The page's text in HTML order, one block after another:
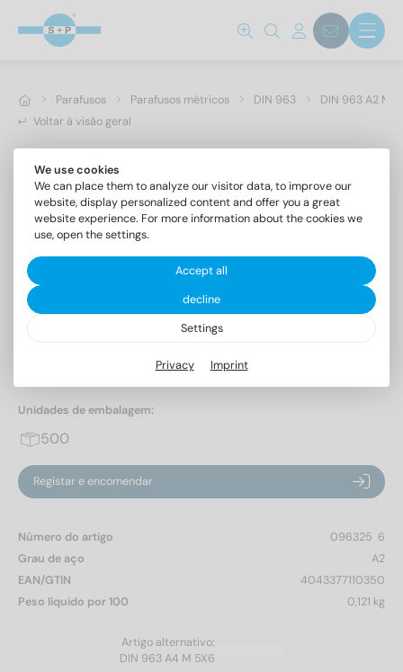
Parafusos Parafusos métricos DIN 963
DIN 963 A2 M
Voltar à visão geral
Parafusos de cabeça escareada com fenda
Unidades de embalagem:
500
Registar e encomendar
Número do artigo
096325  6
Grau de aço
A2
EAN/GTIN
4043377110350
Peso líquido por 100
0,121 kg
Artigo alternativo:
DIN 963 A4 M 5X6
We use cookies
We can place them to analyze our visitor data, to improve our
website, display personalized content and offer you a great
website experience. For more information about the cookies we
use, open the settings.
Accept all
decline
Settings
Privacy Imprint